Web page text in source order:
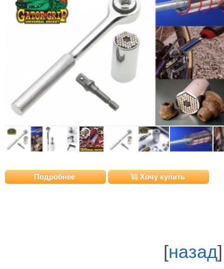
Подробнее Хочу купить
[назад